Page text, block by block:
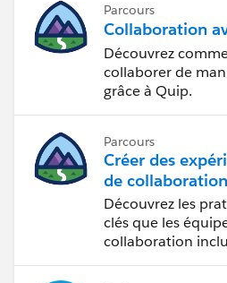
Parcours
Collaboration
Découvrez
collaborer de
grâce à Quip.
Parcours
Créer des
de collaboration
inclusives lors
processus de
Découvrez les
clés que les
collaboration
interdisciplinaire.